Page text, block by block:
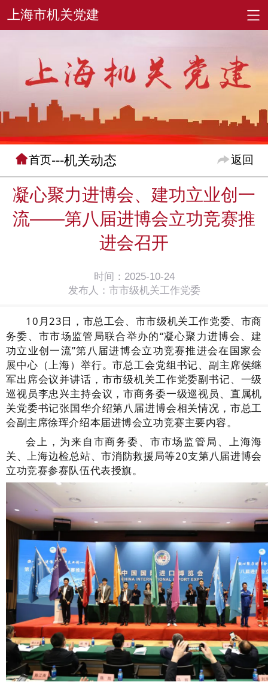
首页---机关动态 返回
凝心聚力进博会、建功立业创一
流——第八届进博会立功竞赛推
进会召开
时间：2025-10-24
发布人：市市级机关工作党委
10 月23日，市总工会、市市级机关工作党委、市商
务委、市市场监管局联合举办的“凝心聚力进博会、建
功立业创一流”第八届进博会立功竞赛推进会在国家会
展中心（上海）举行。市总工会党组书记、副主席侯继
军出席会议并讲话，市市级机关工作党委副书记、一级
巡视员李忠兴主持会议，市商务委一级巡视员、直属机
关党委书记张国华介绍第八届进博会相关情况，市总工
会副主席徐珲介绍本届进博会立功竞赛主要内容。
会上，为来自市商务委、 市市场监管局、 上海海
关、上海边检总站、市消防救援局等20支第八届进博会
立功竞赛参赛队伍代表授旗。